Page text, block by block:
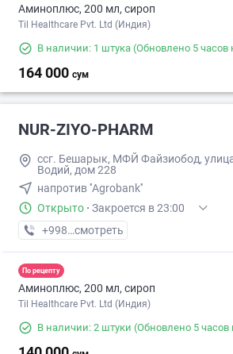
Аминоплюс, 200 мл, сироп
Til Healthcare Pvt. Ltd (Индия)
В наличии: 1 штука (Обновлено 5 часов
164 000 сум
NUR-ZIYO-PHARM
ссг. Бешарык, МФЙ Файзиобод,
Водий, дом 228
напротив ''Agrobank''
Открыто · Закроется в 23:00
+998 (93) XXX-XX-XX
смотреть
По рецепту
Аминоплюс, 200 мл, сироп
Til Healthcare Pvt. Ltd (Индия)
В наличии: 2 штуки (Обновлено 5 часов